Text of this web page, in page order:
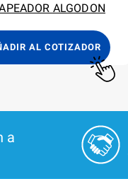
ALGODON
AL COTIZADOR
a